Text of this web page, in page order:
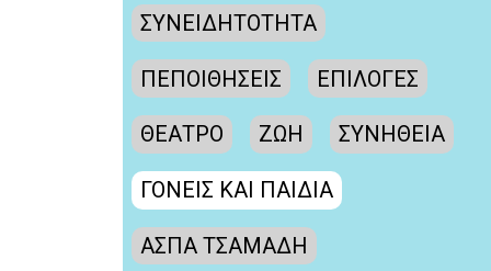
ΣΥΝΕΙΔΗΤΟΤΗΤΑ
ΠΕΠΟΙΘΗΣΕΙΣ ΕΠΙΛΟΓΕΣ
ΘΕΑΤΡΟ ΖΩΗ ΣΥΝΗΘΕΙΑ
ΓΟΝΕΙΣ ΚΑΙ ΠΑΙΔΙΑ
ΑΣΠΑ ΤΣΑΜΑΔΗ